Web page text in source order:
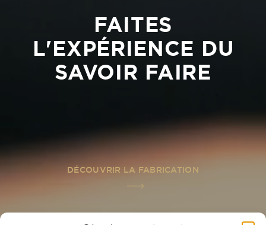
FAITES
L'EXPÉRIENCE DU
SAVOIR FAIRE
DÉCOUVRIR LA FABRICATION